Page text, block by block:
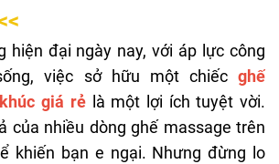
hiện đại ngày nay, với áp lực công
việc sở hữu một chiếc ghế
giá rẻlà một lợi ích tuyệt vời.
của nhiều dòng ghế massage trên
khiến bạn e ngại. Nhưng đừng lo